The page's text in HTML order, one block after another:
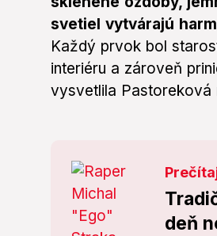
svetiel vytvárajú
Každý prvok bol
interiéru a zároveň
vysvetlila Pastoreková
deň